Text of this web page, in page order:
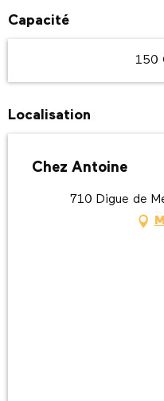
Capacité
150
Localisation
Chez Antoine
710 Digue de